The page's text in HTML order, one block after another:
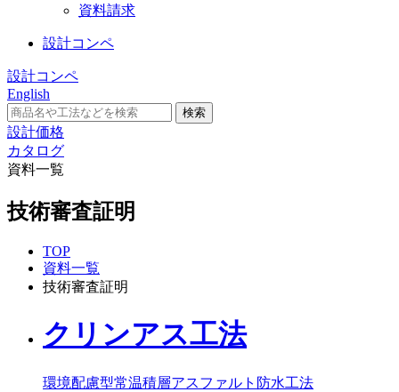
資料請求
設計コンペ
設計コンペ
English
設計価格
カタログ
資料一覧
技術審査証明
TOP
資料一覧
技術審査証明
クリンアス工法
環境配慮型常温積層アスファルト防水工法